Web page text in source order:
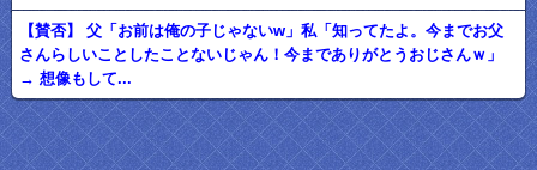
【賛否】 父「お前は俺の子じゃないw」私「知ってたよ。今までお父
さんらしいことしたことないじゃん！今までありがとうおじさんｗ」
→ 想像もして...